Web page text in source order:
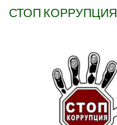
СТОП КОРРУПЦИЯ